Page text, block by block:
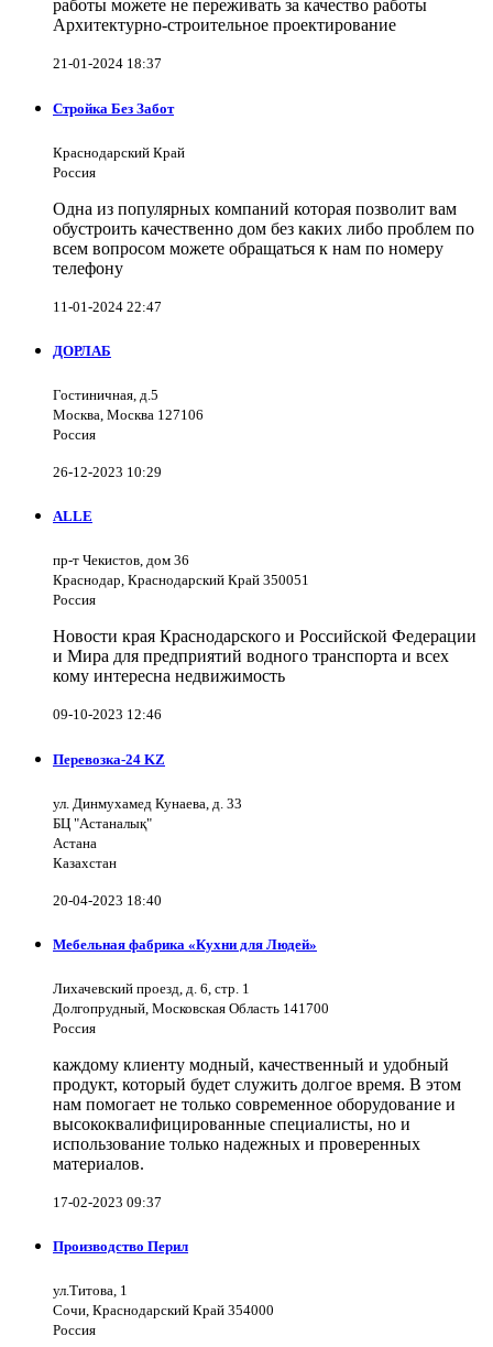
работы можете не переживать за качество работы
Архитектурно-строительное проектирование
21-01-2024 18:37
Стройка Без Забот
Краснодарский Край
Россия
Одна из популярных компаний которая позволит вам
обустроить качественно дом без каких либо проблем по
всем вопросом можете обращаться к нам по номеру
телефону
11-01-2024 22:47
ДОРЛАБ
Гостиничная, д.5
Москва, Москва 127106
Россия
26-12-2023 10:29
ALLE
пр-т Чекистов, дом 36
Краснодар, Краснодарский Край 350051
Россия
Новости края Краснодарского и Российской Федерации
и Мира для предприятий водного транспорта и всех
кому интересна недвижимость
09-10-2023 12:46
Перевозка-24 KZ
ул. Динмухамед Кунаева, д. 33
БЦ "Астаналық"
Астана
Казахстан
20-04-2023 18:40
Мебельная фабрика «Кухни для Людей»
Лихачевский проезд, д. 6, стр. 1
Долгопрудный, Московская Область 141700
Россия
каждому клиенту модный, качественный и удобный
продукт, который будет служить долгое время. В этом
нам помогает не только современное оборудование и
высококвалифицированные специалисты, но и
использование только надежных и проверенных
материалов.
17-02-2023 09:37
Производство Перил
ул.Титова, 1
Сочи, Краснодарский Край 354000
Россия